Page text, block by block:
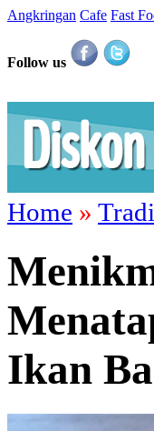
Angkringan Cafe Fast
Follow us
Home »
Ikan